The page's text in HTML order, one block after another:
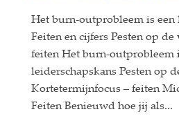
Het burn-outprobleem is een
Feiten en cijfers Pesten op
feiten Het burn-outprobleem
leiderschapskans Pesten op
Kortetermijnfocus – feiten
Feiten Benieuwd hoe jij als...